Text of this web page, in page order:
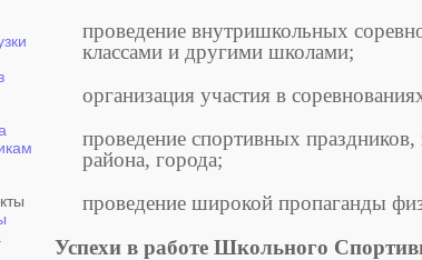
проведение внутришкольных
классами и другими школами;
организация участия в
проведение спортивных
района, города;
проведение широкой пропаганды
Успехи в работе Школьного